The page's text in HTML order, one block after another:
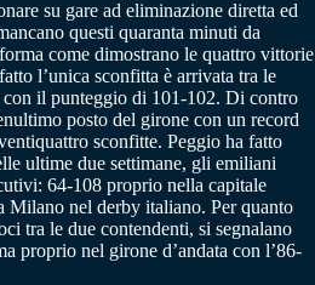
su gare ad eliminazione diretta ed
questi quaranta minuti da
come dimostrano le quattro vittorie
l’unica sconfitta è arrivata tra le
il punteggio di 101-102. Di contro
posto del girone con un record
sconfitte. Peggio ha fatto
ultime due settimane, gli emiliani
64-108 proprio nella capitale
Milano nel derby italiano. Per quanto
tra le due contendenti, si segnalano
proprio nel girone d’andata con l’86-